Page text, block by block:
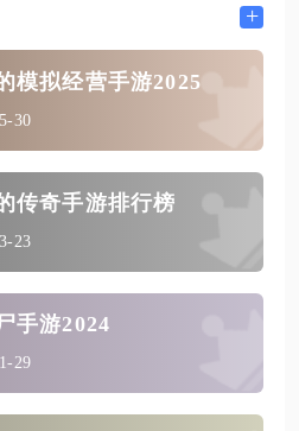
+
模拟经营手游2025
30
传奇手游排行榜
23
手游2024
29